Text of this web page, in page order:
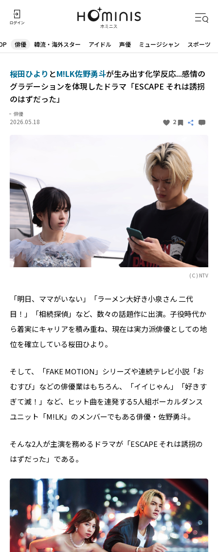
俳優 韓流・海外スター アイドル 声優 ミュージシャン スポーツ
桜田ひより とM!LK佐野勇斗が生み出す化学反応...感情の
グラデーションを体現したドラマ「ESCAPE それは誘拐
のはずだった」
俳優
2026.05.18 2
(Ｃ) NTV
「明日、ママがいない」「ラーメン大好き小泉さん 二代
目！」「相続探偵」など、数々の話題作に出演。子役時代か
ら着実にキャリアを積み重ね、現在は実力派俳優としての地
位を確立している桜田ひより。
そして、「FAKE MOTION」シリーズや連続テレビ小説「お
むすび」などの俳優業はもちろん、「イイじゃん」「好きす
ぎて滅！」など、ヒット曲を連発する5人組ボーカルダンス
ユニット「M!LK」のメンバーでもある俳優・佐野勇斗。
そんな2人が主演を務めるドラマが「ESCAPE それは誘拐の
はずだった」である。